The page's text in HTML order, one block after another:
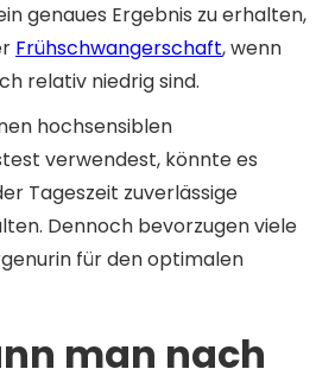
genaues Ergebnis zu erhalten,
Frühschwangerschaft, wenn
relativ niedrig sind.
hochsensiblen
verwendest, könnte es
Tageszeit zuverlässige
Dennoch bevorzugen viele
für den optimalen
man nach